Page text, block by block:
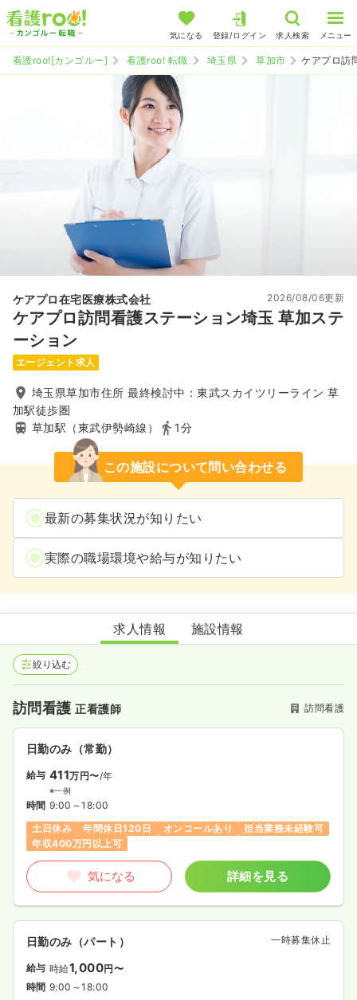
気になる 登録/ログイン 求人検索 メニュー
看護roo![カンゴルー] 看護roo! 転職 埼玉県 草加市 ケアプロ訪
ケアプロ在宅医療株式会社
ケアプロ訪問看護ステーション埼玉 草加ステ
ーション
2026/08/06更新
エージェント求人
埼玉県草加市住所 最終検討中：東武スカイツリーライン 草
加駅徒歩圏
草加駅（東武伊勢崎線）
1分
この施設について問い合わせる
最新の募集状況が知りたい
実際の職場環境や給与が知りたい
ケアプロ訪問看護ステーション埼玉 草加ステーション
求人情報 施設情報
絞り込む
訪問看護正看護師 訪問看護
日勤のみ（常勤）
給与 411万円〜/年
※一例
時間 9:00～18:00
土日休み
年間休日120日 オンコールあり
担当業務未経験可
年収400万円以上可
気になる 詳細を見る
日勤のみ（パート） 一時募集休止
給与 時給1,000円〜
時間 9:00～18:00